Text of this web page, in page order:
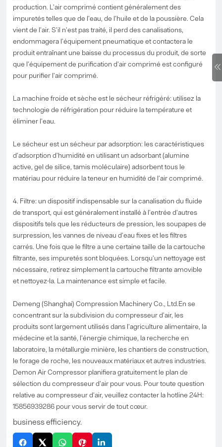
production. L'air comprimé contient généralement des
impuretés telles que de l'eau, de l'huile et de la poussière. Cela
vient de l'air. S'il n'est pas traité, il perd des canalisations,
endommagera l'équipement pneumatique et contactera le
produit entraînant une baisse du processus du produit, de sorte
que l'équipement de purification d'air comprimé est configuré
pour purifier l'air comprimé.
La machine froide et sèche est le sécheur réfrigéré: utilisez la
technologie de réfrigération pour réduire la température et
éliminer l'eau.
Le sécheur est un sécheur par adsorption: les caractéristiques
d'adsorption d'humidité en utilisant un adsorbant (alumine
active, gel de silice, tamis moléculaire) adsorbent tous le
matériau pour réduire la teneur en humidité de l'air comprimé.
4. Filtre: un dispositif indispensable sur la canalisation du fluide
de transport, qui est généralement installé à l'entrée d'autres
dispositifs tels que les réducteurs de pression, les soupapes de
surpression, les vannes de niveau d'eau fixes et les filtres
carrés. Une fois que le filtre a une certaine taille de la cartouche
filtrante, ses impuretés sont bloquées. Lorsqu'un nettoyage est
nécessaire, retirez simplement la cartouche filtrante amovible
et nettoyez-la. La maintenance est simple et facile.
Demeng (Shanghai) Compression Machinery Co., Ltd.En se
concentrant sur la subdivision du compresseur d'air, les
produits sont largement utilisés dans l'agriculture alimentaire, la
médecine et la santé, l'énergie chimique, la recherche en
laboratoire, la métallurgie minière, les chantiers de construction,
le forage de roche, les nouveaux matériaux et autres industries.
Demon Air Compressor planifiera gratuitement le plan de
sélection du compresseur d'air pour vous. Pour toute question
relative au compresseur d'air, veuillez contacter la hotline 24H:
15856939286 pour vous servir de tout cœur.
business efficiency.